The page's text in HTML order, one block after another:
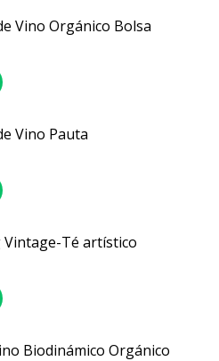
Vino Orgánico Bolsa
Vino Pauta
Vintage-Té artístico
Biodinámico Orgánico